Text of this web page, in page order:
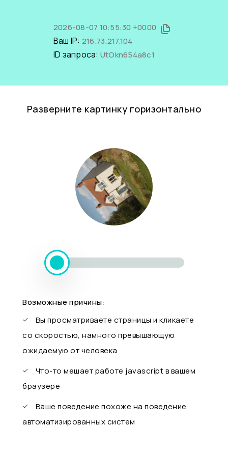
2026-08-07 10:55:30 +0000
Ваш IP: 216.73.217.104
ID запроса: UtOkn654a8c1
Разверните картинку горизонтально
Возможные причины:
Вы просматриваете страницы и кликаете
со скоростью, намного превышающую
ожидаемую от человека
Что-то мешает работе javascript в вашем
браузере
Ваше поведение похоже на поведение
автоматизированных систем